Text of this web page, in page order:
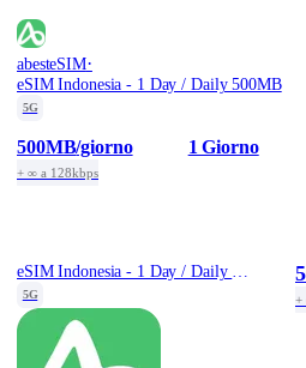
abesteSIM·
eSIM Indonesia - 1 Day / Daily 500MB
5G
500MB/giorno
+ ∞ a 128kbps
1 Giorno
5G +